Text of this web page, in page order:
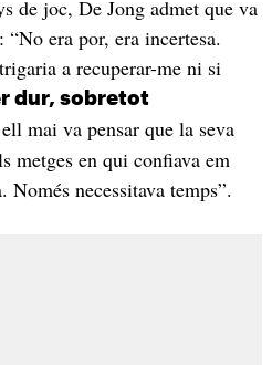
de joc, De Jong admet que va
era por, era incertesa.
a recuperar-me ni si
dur, sobretot
mai va pensar que la seva
metges en qui confiava em
necessitava temps”.